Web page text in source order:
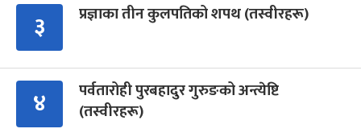
३ प्रज्ञाका तीन कुलपतिको शपथ (तस्वीरहरू)
४
पर्वतारोही पुरबहादुर गुरुङको अन्त्येष्टि
(तस्वीरहरू)